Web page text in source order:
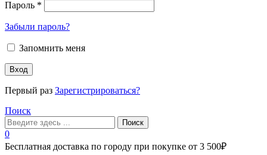
Пароль *
Забыли пароль?
Запомнить меня
Вход
Первый раз Зарегистрироваться?
Поиск
Поиск
0
Бесплатная доставка по городу при покупке от 3 500₽